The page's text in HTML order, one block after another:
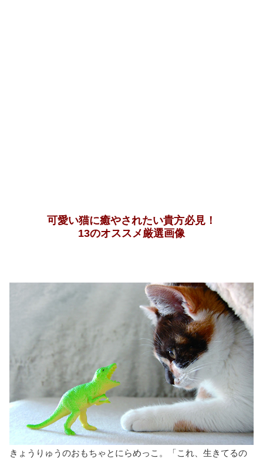
可愛い猫に癒やされたい貴方必見！
13のオススメ厳選画像
きょうりゅうのおもちゃとにらめっこ。「これ、生きてるの